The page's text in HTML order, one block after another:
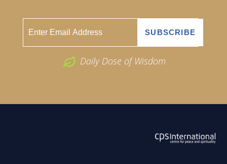
Daily Dose of Wisdom